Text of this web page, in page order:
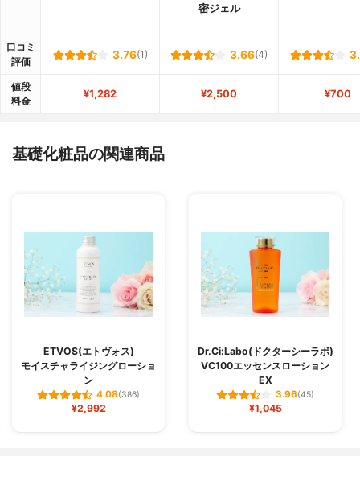
密ジェル
口コミ
評価
3.76(1) 3.66(4)
値段
料金
¥1,282 ¥2,500 ¥700
基礎化粧品の関連商品
ETVOS(エトヴォス)
モイスチャライジングローショ
ン
4.08(386)
¥2,992
Dr.Ci:Labo(ドクターシーラボ)
VC100エッセンスローション
EX
3.96(45)
¥1,045